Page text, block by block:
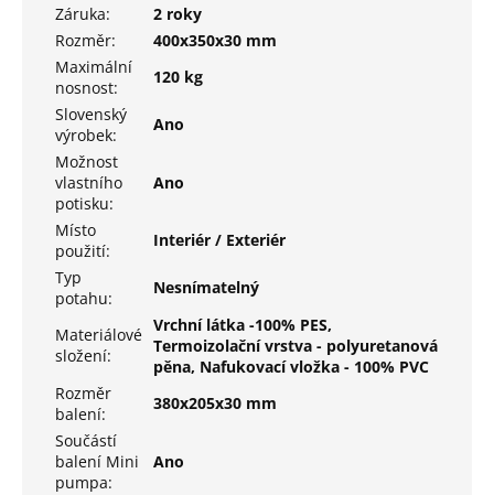
Záruka:
2 roky
Rozměr:
400x350x30 mm
Maximální
nosnost:
120 kg
Slovenský
výrobek:
Ano
Možnost
vlastního
potisku:
Ano
Místo
použití:
Interiér / Exteriér
Typ
potahu:
Nesnímatelný
Materiálové
složení:
Vrchní látka -100% PES,
Termoizolační vrstva - polyuretanová
pěna, Nafukovací vložka - 100% PVC
Rozměr
balení:
380x205x30 mm
Součástí
balení Mini
pumpa:
Ano